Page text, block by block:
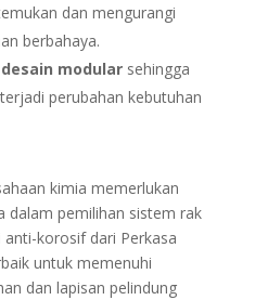
dan mengurangi
berbahaya.
modularsehingga
perubahan kebutuhan
kimia memerlukan
dalam pemilihan sistem rak
anti-korosif dari Perkasa
untuk memenuhi
dan lapisan pelindung